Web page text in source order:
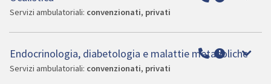
Servizi ambulatoriali: convenzionati, privati
Endocrinologia, diabetologia e malattie metaboliche
Servizi ambulatoriali: convenzionati, privati